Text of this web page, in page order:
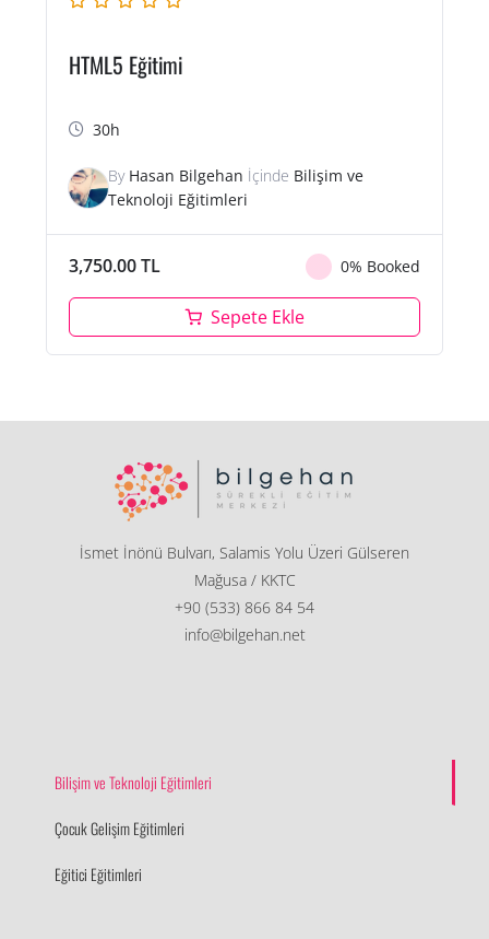
HTML5 Eğitimi
30h
By Hasan Bilgehan İçinde Bilişim ve
Teknoloji Eğitimleri
3,750.00TL 0% Booked
Sepete Ekle
İsmet İnönü Bulvarı, Salamis Yolu Üzeri Gülseren
Mağusa / KKTC
+90 (533) 866 84 54
info@bilgehan.net
Bilişim ve Teknoloji Eğitimleri
Çocuk Gelişim Eğitimleri
Eğitici Eğitimleri